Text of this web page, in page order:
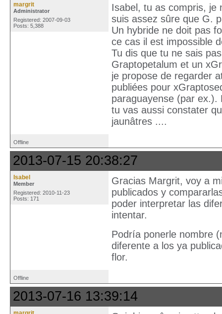
margrit
Administrator
Registered: 2007-09-03
Posts: 5,388
Isabel, tu as compris, je
suis assez sûre que G.
Un hybride ne doit pas
ce cas il est impossible
Tu dis que tu ne sais
Graptopetalum et un
je propose de regarder
publiées pour
paraguayense (par
tu vas aussi constater
jaunâtres ....
Offline
2013-07-15 20:38:27
Isabel
Member
Registered: 2010-11-23
Posts: 171
Gracias Margrit, voy a
publicados y
poder interpretar las
intentar.
Podría ponerle nombre
diferente a los ya
flor.
Offline
2013-07-16 13:39:14